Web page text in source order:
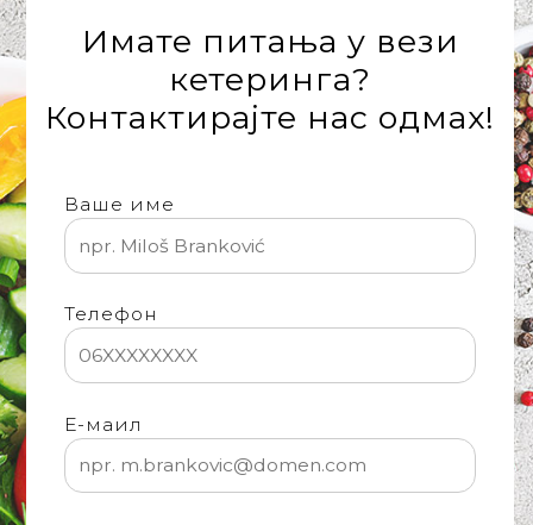
Имате питања у вези
кетеринга?
Контактирајте нас одмах!
Ваше име
Телефон
Е-маил